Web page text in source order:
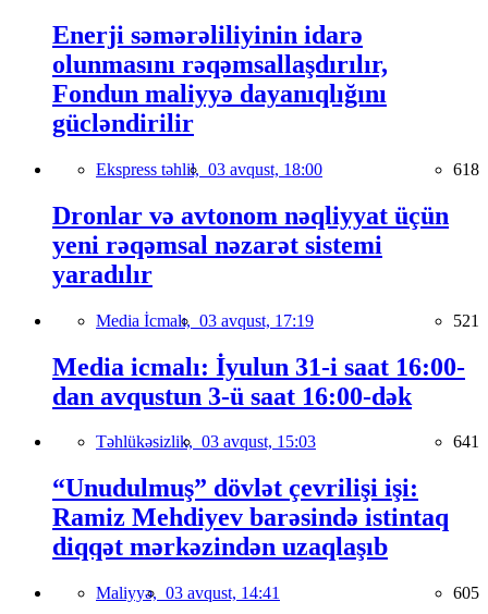
Enerji səmərəliliyinin idarə
olunmasını rəqəmsallaşdırılır,
Fondun maliyyə dayanıqlığını
gücləndirilir
Ekspress təhlil, 03 avqust, 18:00 618
Dronlar və avtonom nəqliyyat üçün
yeni rəqəmsal nəzarət sistemi
yaradılır
Media İcmalı, 03 avqust, 17:19 521
Media icmalı: İyulun 31-i saat 16:00-
dan avqustun 3-ü saat 16:00-dək
Təhlükəsizlik, 03 avqust, 15:03 641
“Unudulmuş” dövlət çevrilişi işi:
Ramiz Mehdiyev barəsində istintaq
diqqət mərkəzindən uzaqlaşıb
Maliyyə, 03 avqust, 14:41 605